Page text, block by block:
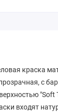
краска
с
"Soft
входят